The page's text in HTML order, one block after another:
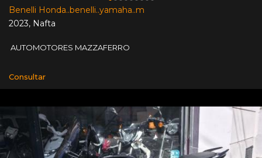
Benelli Honda..benelli..yamaha..m
2023, Nafta
AUTOMOTORES MAZZAFERRO
Consultar